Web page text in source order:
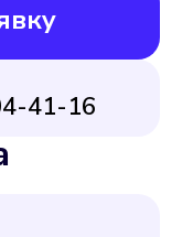
41-16